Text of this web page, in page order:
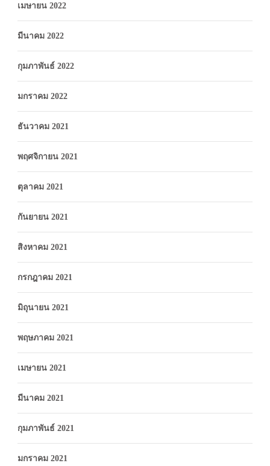
เมษายน 2022
มีนาคม 2022
กุมภาพันธ์ 2022
มกราคม 2022
ธันวาคม 2021
พฤศจิกายน 2021
ตุลาคม 2021
กันยายน 2021
สิงหาคม 2021
กรกฎาคม 2021
มิถุนายน 2021
พฤษภาคม 2021
เมษายน 2021
มีนาคม 2021
กุมภาพันธ์ 2021
มกราคม 2021